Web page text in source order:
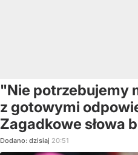
"Nie potrzebujemy
z gotowymi
Zagadkowe słowa
Dodano: dzisiaj 20:51